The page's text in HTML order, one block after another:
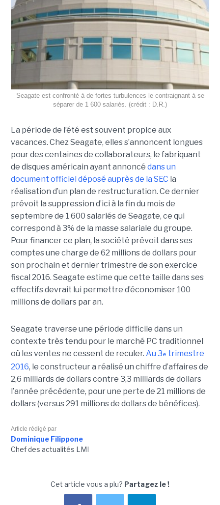
Seagate est confronté à de fortes turbulences le contraignant à se
séparer de 1 600 salariés. (crédit : D.R.)
La période de l’été est souvent propice aux
vacances. Chez Seagate, elles s’annoncent longues
pour des centaines de collaborateurs, le fabriquant
de disques américain ayant annoncé dans un
document officiel déposé auprès de la SEC la
réalisation d’un plan de restructuration. Ce dernier
prévoit la suppression d’ici à la fin du mois de
septembre de 1 600 salariés de Seagate, ce qui
correspond à 3% de la masse salariale du groupe.
Pour financer ce plan, la société prévoit dans ses
comptes une charge de 62 millions de dollars pour
son prochain et dernier trimestre de son exercice
fiscal 2016. Seagate estime que cette taille dans ses
effectifs devrait lui permettre d’économiser 100
millions de dollars par an.
Seagate traverse une période difficile dans un
contexte très tendu pour le marché PC traditionnel
où les ventes ne cessent de reculer. Au 3e trimestre
2016, le constructeur a réalisé un chiffre d’affaires de
2,6 milliards de dollars contre 3,3 milliards de dollars
l’année précédente, pour une perte de 21 millions de
dollars (versus 291 millions de dollars de bénéfices).
Article rédigé par
Dominique Filippone
Chef des actualités LMI
Cet article vous a plu? Partagez le !